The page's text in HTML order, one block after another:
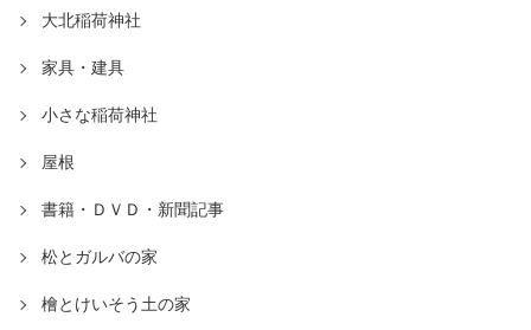
大北稲荷神社
家具・建具
小さな稲荷神社
屋根
書籍・ＤＶＤ・新聞記事
松とガルバの家
檜とけいそう土の家